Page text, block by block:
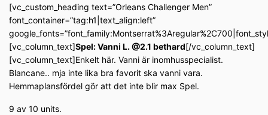
[vc_custom_heading text=”Orleans Challenger Men”
font_container=”tag:h1|text_align:left”
[vc_column_text]Spel: Vanni L. @2.1 bethard[/vc_column_text]
[vc_column_text]Enkelt här. Vanni är inomhusspecialist.
Blancane.. mja inte lika bra favorit ska vanni vara.
Hemmaplansfördel gör att det inte blir max Spel.
9 av 10 units.